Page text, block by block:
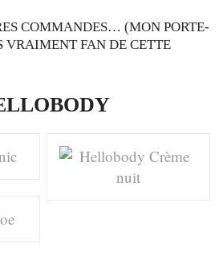
COMMANDES… (MON PORTE-
VRAIMENT FAN DE CETTE